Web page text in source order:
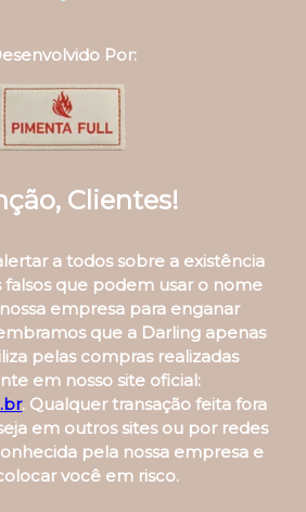
Por:
Clientes!
a todos sobre a existência
falsos que podem usar o nome
empresa para enganar
que a Darling apenas
pelas compras realizadas
em nosso site oficial:
. Qualquer transação feita fora
em outros sites ou por redes
pela nossa empresa e
você em risco.